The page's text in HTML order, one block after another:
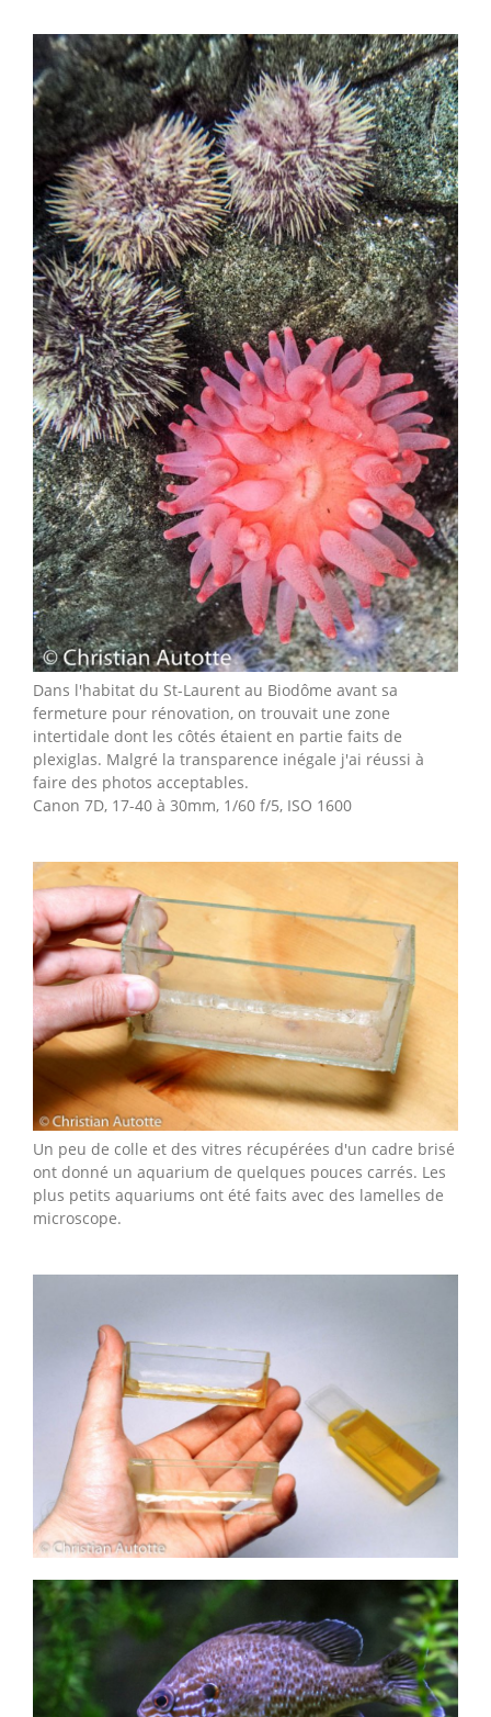
Dans l'habitat du St-Laurent au Biodôme avant sa
fermeture pour rénovation, on trouvait une zone
intertidale dont les côtés étaient en partie faits de
plexiglas. Malgré la transparence inégale j'ai réussi à
faire des photos acceptables.
Canon 7D, 17-40 à 30mm, 1/60 f/5, ISO 1600
Un peu de colle et des vitres récupérées d'un cadre brisé
ont donné un aquarium de quelques pouces carrés. Les
plus petits aquariums ont été faits avec des lamelles de
microscope.